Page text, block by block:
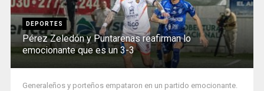
DEPORTES
Pérez Zeledón y Puntarenas reafirman lo
emocionante que es un 3-3
Generaleños y porteños empataron en un partido emocionante.